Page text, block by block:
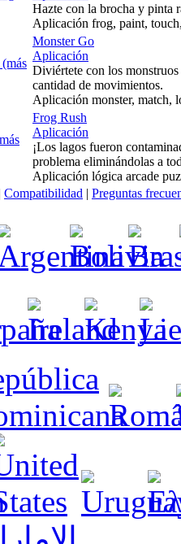
Hazte con la brocha y pinta
Aplicación frog, paint,
Monster Go
Aplicación
Diviértete con los
cantidad de movimientos.
Aplicación monster, match,
Frog Rush
Aplicación
¡Los lagos fueron
problema eliminándolas a
Aplicación lógica arcade
Compatibilidad | Preguntas